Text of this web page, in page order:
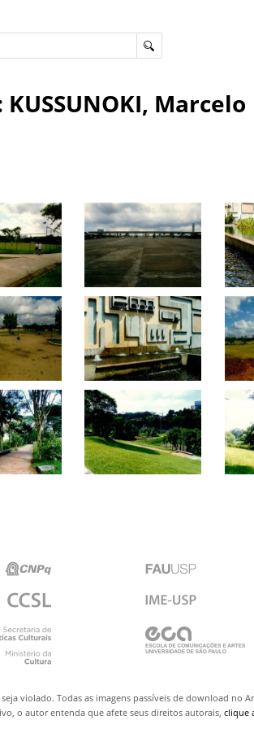
Marcelo
violado. Todas as imagens passíveis de download no
o autor entenda que afete seus direitos autorais,clique